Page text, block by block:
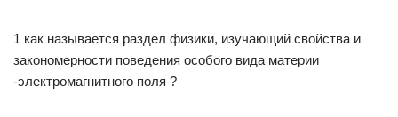
1 как называется раздел физики, изучающий свойства и
закономерности поведения особого вида материи
-электромагнитного поля ?